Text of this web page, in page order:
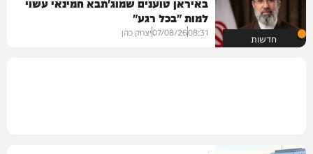
חדשות
למות "בכל רגע"
08:31
07/08/26יצחק כהן